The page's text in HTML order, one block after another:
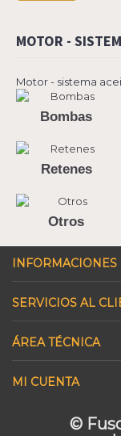
MOTOR -
Motor - sistema
Bombas
Retenes
Otros
INFORMACIONES
SERVICIOS AL
ÁREA TÉCNICA
MI CUENTA
©